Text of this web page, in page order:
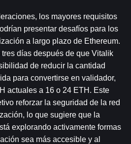
los mayores requisitos
presentar desafíos para los
a largo plazo de Ethereum.
días después de que Vitalik
de reducir la cantidad
para convertirse en validador,
actuales a 16 o 24 ETH. Este
reforzar la seguridad de la red
lo que sugiere que la
explorando activamente formas
sea más accesible y al